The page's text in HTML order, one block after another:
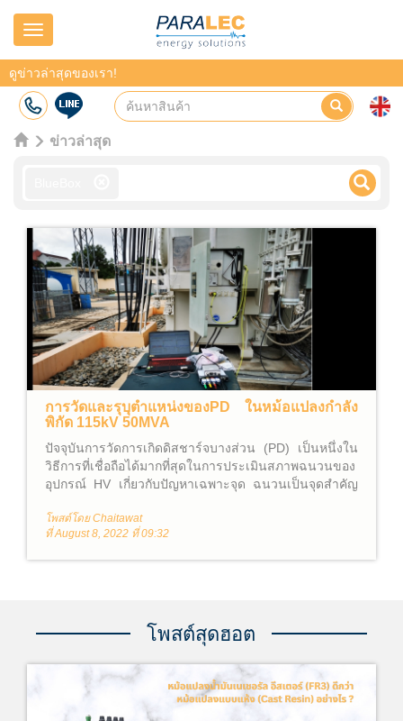
Navigation
ดูข่าวล่าสุดของเรา!
ข่าวล่าสุด
การวัดและรุบุตำแหน่งของPD ในหม้อแปลงกำลัง
พิกัด 115kV 50MVA
ปัจจุบันการวัดการเกิดดิสชาร์จบางส่วน (PD) เป็นหนึ่งใน
วิธีการที่เชื่อถือได้มากที่สุดในการประเมินสภาพฉนวนของ
อุปกรณ์ HV เกี่ยวกับปัญหาเฉพาะจุด ฉนวนเป็นจุดสำคัญ
เนื่องมาจากการผลิต การประกอบติดตั้ง นั้นอาจทำให้
เกิดPD ขึ้นมาได้ และ การเกิด PD นั้นสามารถเร่ง
โพสต์โดย Chaitawat
ที่ August 8, 2022 ที่ 09:32
โพสต์สุดฮอต